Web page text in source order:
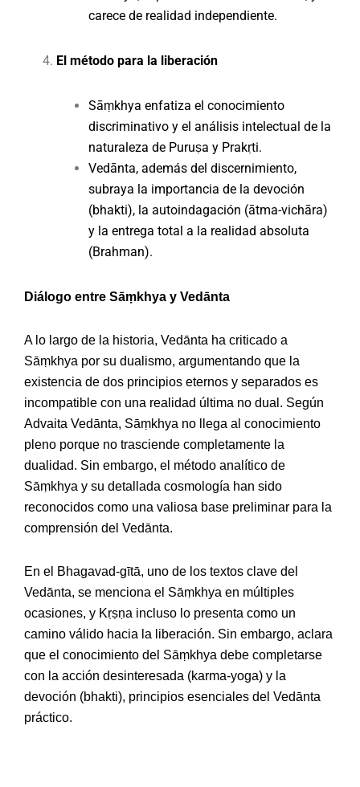
carece de realidad independiente.
El método para la liberación
Sāṃkhya enfatiza el conocimiento
discriminativo y el análisis intelectual de la
naturaleza de Puruṣa y Prakṛti.
Vedānta, además del discernimiento,
subraya la importancia de la devoción
(bhakti), la autoindagación (ātma-vichāra)
y la entrega total a la realidad absoluta
(Brahman).
Diálogo entre Sāṃkhya y Vedānta
A lo largo de la historia, Vedānta ha criticado a
Sāṃkhya por su dualismo, argumentando que la
existencia de dos principios eternos y separados es
incompatible con una realidad última no dual. Según
Advaita Vedānta, Sāṃkhya no llega al conocimiento
pleno porque no trasciende completamente la
dualidad. Sin embargo, el método analítico de
Sāṃkhya y su detallada cosmología han sido
reconocidos como una valiosa base preliminar para la
comprensión del Vedānta.
En el Bhagavad-gītā, uno de los textos clave del
Vedānta, se menciona el Sāṃkhya en múltiples
ocasiones, y Kṛṣṇa incluso lo presenta como un
camino válido hacia la liberación. Sin embargo, aclara
que el conocimiento del Sāṃkhya debe completarse
con la acción desinteresada (karma-yoga) y la
devoción (bhakti), principios esenciales del Vedānta
práctico.